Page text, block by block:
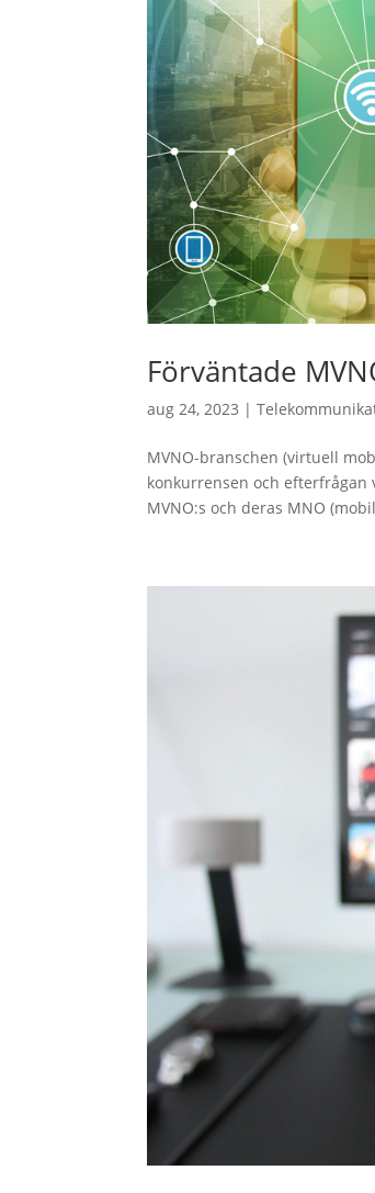
Förväntade
aug 24, 2023 |
MVNO-branschen (virtuell
konkurrensen och
MVNO:s och deras MNO